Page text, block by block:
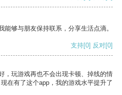
能够与朋友保持联系，分享生活点滴。
支持[0] 反对[0]
，玩游戏再也不会出现卡顿、掉线的情
在有了这个app，我的游戏水平提升了